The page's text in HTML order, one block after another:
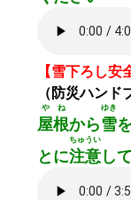
【雪下ろし安
（防災ハンド
屋根
やね
から雪
ゆき
を
とに注意
ちゅうい
し